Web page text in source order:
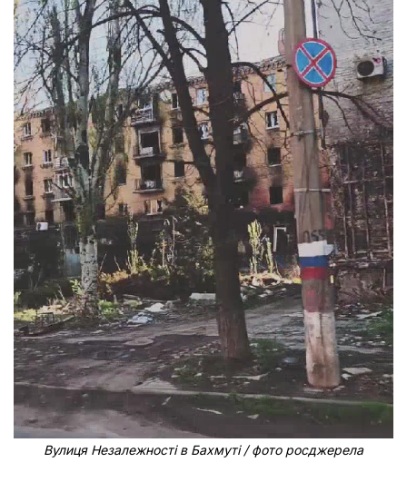
Вулиця Незалежності в Бахмуті / фото росджерела